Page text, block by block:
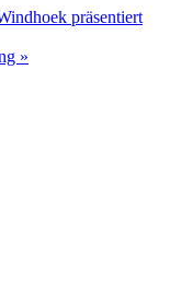
präsentiert
»